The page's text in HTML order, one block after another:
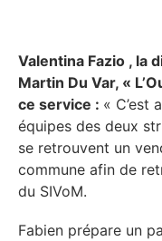
Valentina Fazio , la
Martin Du Var, «
ce service : « C’est
équipes des deux
se retrouvent un
commune afin de
du SIVoM.
Fabien prépare un